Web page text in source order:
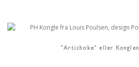
"Artichoke" eller Konglen